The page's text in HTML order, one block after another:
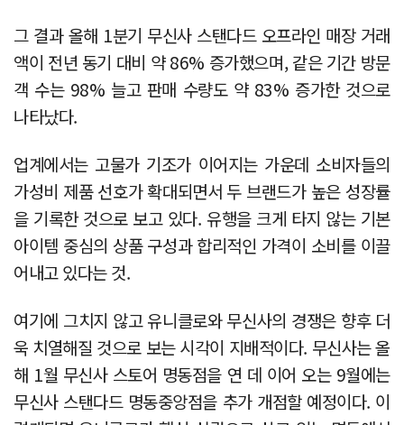
그 결과 올해 1분기 무신사 스탠다드 오프라인 매장 거래
액이 전년 동기 대비 약 86% 증가했으며, 같은 기간 방문
객 수는 98% 늘고 판매 수량도 약 83% 증가한 것으로
나타났다.
업계에서는 고물가 기조가 이어지는 가운데 소비자들의
가성비 제품 선호가 확대되면서 두 브랜드가 높은 성장률
을 기록한 것으로 보고 있다. 유행을 크게 타지 않는 기본
아이템 중심의 상품 구성과 합리적인 가격이 소비를 이끌
어내고 있다는 것.
여기에 그치지 않고 유니클로와 무신사의 경쟁은 향후 더
욱 치열해질 것으로 보는 시각이 지배적이다. 무신사는 올
해 1월 무신사 스토어 명동점을 연 데 이어 오는 9월에는
무신사 스탠다드 명동중앙점을 추가 개점할 예정이다. 이